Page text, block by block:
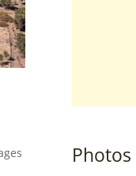
Photos